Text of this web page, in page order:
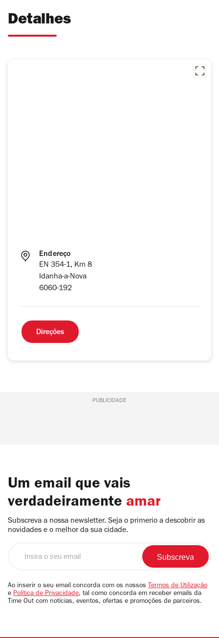
Detalhes
Endereço
EN 354-1, Km 8
Idanha-a-Nova
6060-192
Direções
PUBLICIDADE
Um email que vais
verdadeiramente amar
Subscreva a nossa newsletter. Seja o primerio a descobrir as
novidades e o melhor da sua cidade.
email
Ao inserir o seu email concorda com os nossos Termos de Utilização
e Política de Privacidade, tal como concorda em receber emails da
Time Out com notícias, eventos, ofertas e promoções de parceiros.